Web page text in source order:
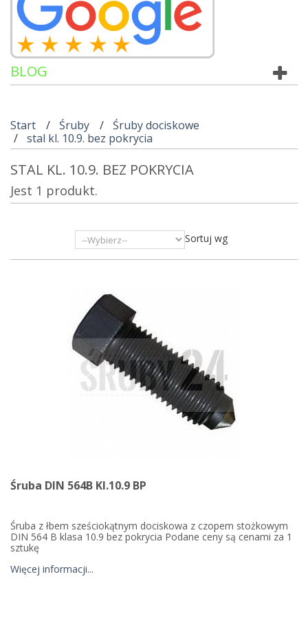
BLOG
Start Śruby
Śruby dociskowe
stal kl. 10.9. bez pokrycia
STAL KL. 10.9. BEZ POKRYCIA
Jest 1 produkt.
Sortuj wg
Śruba DIN 564B Kl.10.9 BP
Śruba z łbem sześciokątnym dociskowa z czopem stożkowym
DIN 564 B klasa 10.9 bez pokrycia Podane ceny są cenami za 1
sztukę
Więcej informacji...